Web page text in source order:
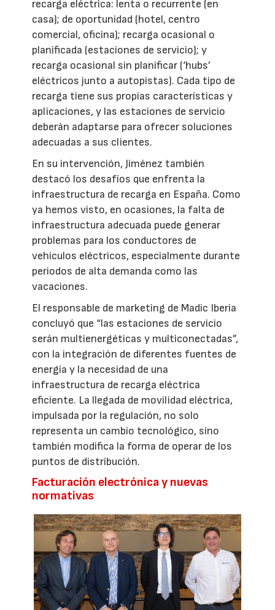
recarga eléctrica: lenta o recurrente (en
casa); de oportunidad (hotel, centro
comercial, oficina); recarga ocasional o
planificada (estaciones de servicio); y
recarga ocasional sin planificar (‘hubs’
eléctricos junto a autopistas). Cada tipo de
recarga tiene sus propias características y
aplicaciones, y las estaciones de servicio
deberán adaptarse para ofrecer soluciones
adecuadas a sus clientes.
En su intervención, Jiménez también
destacó los desafíos que enfrenta la
infraestructura de recarga en España. Como
ya hemos visto, en ocasiones, la falta de
infraestructura adecuada puede generar
problemas para los conductores de
vehículos eléctricos, especialmente durante
periodos de alta demanda como las
vacaciones.
El responsable de marketing de Madic Iberia
concluyó que “las estaciones de servicio
serán multienergéticas y multiconectadas”,
con la integración de diferentes fuentes de
energía y la necesidad de una
infraestructura de recarga eléctrica
eficiente. La llegada de movilidad eléctrica,
impulsada por la regulación, no solo
representa un cambio tecnológico, sino
también modifica la forma de operar de los
puntos de distribución.
Facturación electrónica y nuevas
normativas